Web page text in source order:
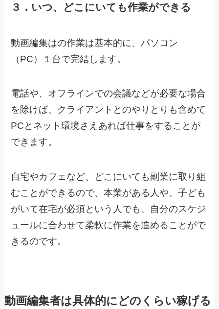
３．いつ、どこにいても作業ができる
動画編集はの作業は基本的に、パソコン
（PC）１台で完結します。
電話や、オフラインでの会議などが必要な場合
を除けば、クライアントとのやりとりも含めて
PCとネット環境さえあれば仕事をすることが
できます。
自宅やカフェなど、どこにいても副業に取り組
むことができるので、本業がある人や、子ども
がいて在宅が必須という人でも、自分のスケジ
ュールに合わせて柔軟に作業を進めることがで
きるのです。
動画編集者は具体的にどのくらい稼げる